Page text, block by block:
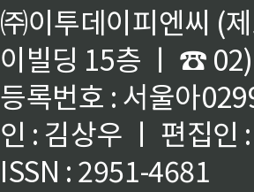
㈜이투데이피엔씨 (
이빌딩 15층 ㅣ ☎
등록번호 : 서울아
인 : 김상우 ㅣ 편집인
ISSN : 2951-4681